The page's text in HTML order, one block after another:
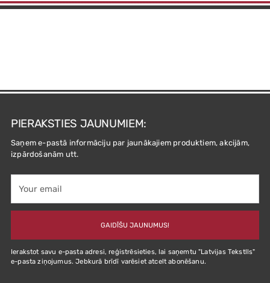
PIERAKSTIES JAUNUMIEM:
Saņem e-pastā informāciju par jaunākajiem produktiem, akcijām,
izpārdošanām utt.
email
GAIDĪŠU JAUNUMUS!
Ierakstot savu e-pasta adresi, reģistrēsieties, lai saņemtu "Latvijas Tekstlls"
e-pasta ziņojumus. Jebkurā brīdī varēsiet atcelt abonēšanu.